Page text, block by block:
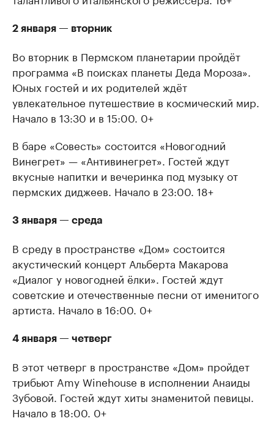
2 января — вторник
Во вторник в Пермском планетарии пройдёт
программа «В поисках планеты Деда Мороза».
Юных гостей и их родителей ждёт
увлекательное путешествие в космический мир.
Начало в 13:30 и в 15:00. 0+
В баре «Совесть» состоится «Новогодний
Винегрет» — «Антивинегрет». Гостей ждут
вкусные напитки и вечеринка под музыку от
пермских диджеев. Начало в 23:00. 18+
3 января — среда
В среду в пространстве «Дом» состоится
акустический концерт Альберта Макарова
«Диалог у новогодней ёлки». Гостей ждут
советские и отечественные песни от именитого
артиста. Начало в 16:00. 0+
4 января — четверг
В этот четверг в пространстве «Дом» пройдет
трибьют Amy Winehouse в исполнении Анаиды
Зубовой. Гостей ждут хиты знаменитой певицы.
Начало в 18:00. 0+